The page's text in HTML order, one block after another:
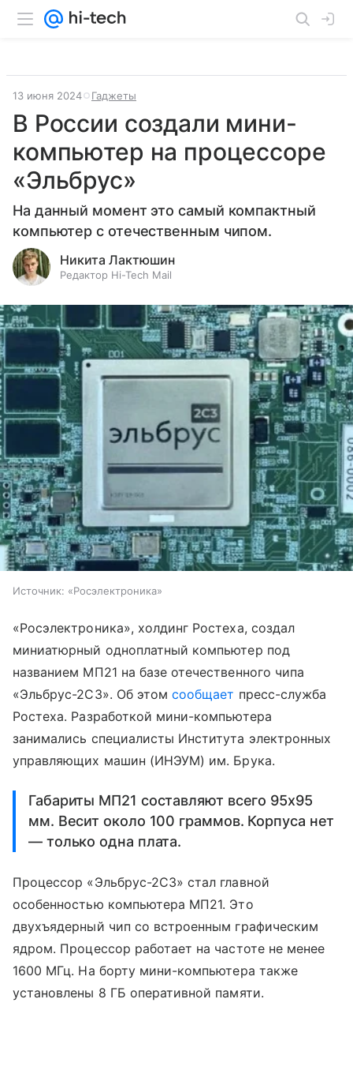
13 июня 2024 Гаджеты
В России создали мини-
компьютер на процессоре
«Эльбрус»
На данный момент это самый компактный
компьютер с отечественным чипом.
Никита Лактюшин
Редактор Hi-Tech Mail
Источник: «Росэлектроника»
«Росэлектроника», холдинг Ростеха, создал
миниатюрный одноплатный компьютер под
названием МП21 на базе отечественного чипа
«Эльбрус-2С3». Об этомсообщает пресс-служба
Ростеха. Разработкой мини-компьютера
занимались специалисты Института электронных
управляющих машин (ИНЭУМ) им. Брука.
Габариты МП21 составляют всего 95х95
мм. Весит около 100 граммов. Корпуса нет
— только одна плата.
Процессор «Эльбрус-2С3» стал главной
особенностью компьютера МП21. Это
двухъядерный чип со встроенным графическим
ядром. Процессор работает на частоте не менее
1600 МГц. На борту мини-компьютера также
установлены 8 ГБ оперативной памяти.